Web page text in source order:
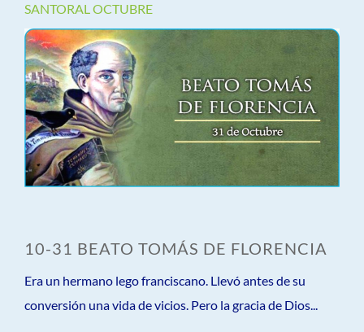
SANTORAL OCTUBRE
10-31 BEATO TOMÁS DE FLORENCIA
Era un hermano lego franciscano. Llevó antes de su
conversión una vida de vicios. Pero la gracia de Dios...